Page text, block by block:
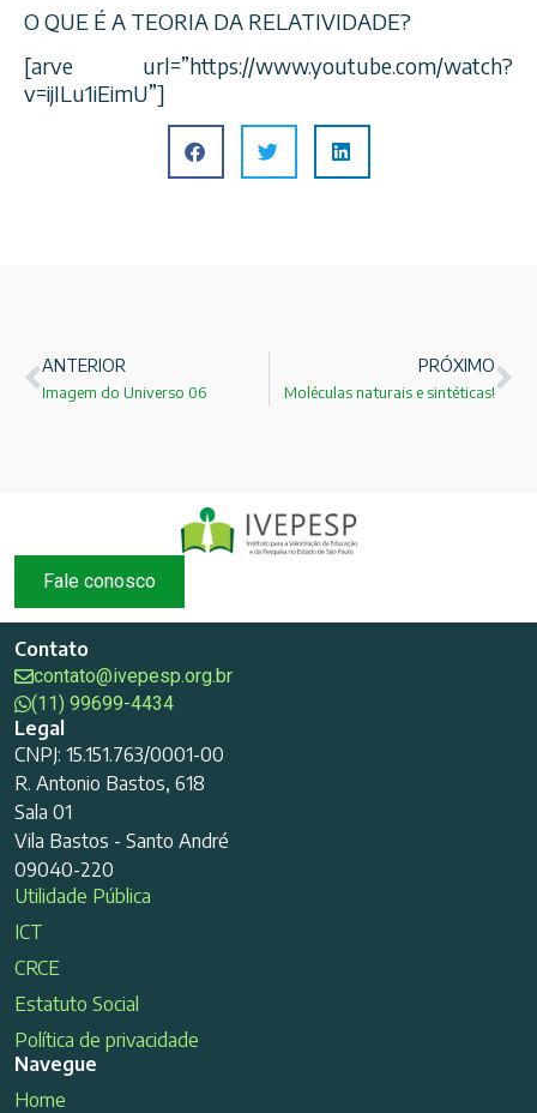
O QUE É A TEORIA DA RELATIVIDADE?
[arve url=”https://www.youtube.com/watch?
v=ijILu1iEimU”]
ANTERIOR
Imagem do Universo 06
PRÓXIMO
Moléculas naturais e sintéticas!
Fale conosco
Contato
contato@ivepesp.org.br
(11) 99699-4434
Legal
CNPJ: 15.151.763/0001-00
R. Antonio Bastos, 618
Sala 01
Vila Bastos - Santo André
09040-220
Utilidade Pública
ICT
CRCE
Estatuto Social
Política de privacidade
Navegue
Home